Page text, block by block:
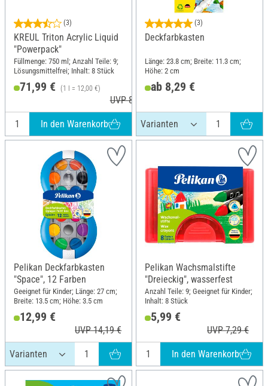
(3)
KREUL Triton Acrylic Liquid
"Powerpack"
Füllmenge: 750 ml; Anzahl Teile: 9;
Lösungsmittelfrei; Inhalt: 8 Stück
71,99 € (1 l = 12,00 €)
UVP 87,50 €
In den Warenkorb
(3)
Deckfarbkasten
Länge: 23.8 cm; Breite: 11.3 cm;
Höhe: 2 cm
ab 8,29 €
Pelikan Deckfarbkasten
"Space", 12 Farben
Geeignet für Kinder; Länge: 27 cm;
Breite: 13.5 cm; Höhe: 3.5 cm
12,99 €
UVP 14,19 €
Pelikan Wachsmalstifte
"Dreieckig", wasserfest
Anzahl Teile: 9; Geeignet für Kinder;
Inhalt: 8 Stück
5,99 €
UVP 7,29 €
In den Warenkorb